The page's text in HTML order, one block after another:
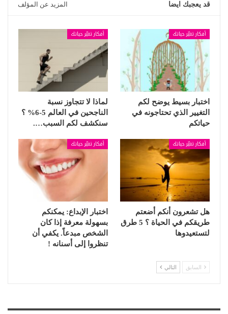
قد يعجبك ايضا المزيد عن المؤلف
أفكار تغيّر حياتك
اختبار بسيط يوضح لكم
التغيير الذي تحتاجونه في
حياتكم
أفكار تغيّر حياتك
لماذا لا تتجاوز نسبة
الناجحين في العالم 5-6% ؟
سنكشف لكم السبب….
أفكار تغيّر حياتك
هل تشعرون أنكم أضعتم
طريقكم في الحياة ؟ 5 طرق
لتستعيدوها
أفكار تغيّر حياتك
اختبار الإبداع: يمكنكم
بسهولة معرفة إذا كان
الشخص مبدعاً. يكفي أن
تنظروا إلى أسنانه !
السابق التالي